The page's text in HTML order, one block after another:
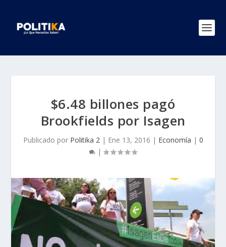
$6.48 billones pagó
Brookfields por Isagen
Publicado por Politika 2| Ene 13, 2016 | Economía | 0
|